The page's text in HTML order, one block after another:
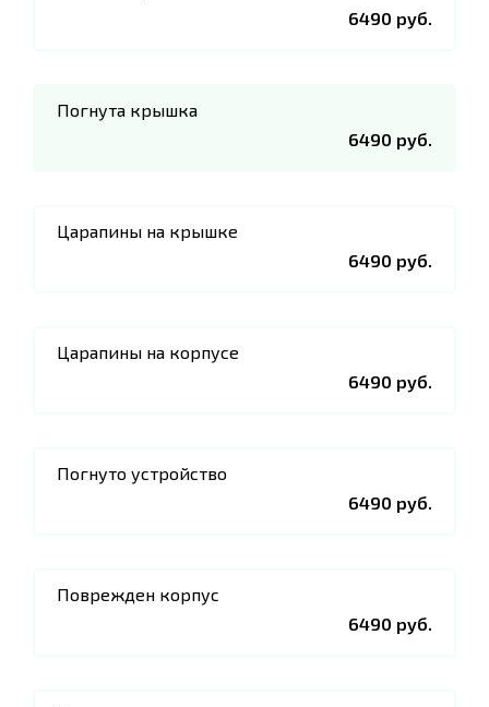
6490 руб.
Погнута крышка
6490 руб.
Царапины на крышке
6490 руб.
Царапины на корпусе
6490 руб.
Погнуто устройство
6490 руб.
Поврежден корпус
6490 руб.